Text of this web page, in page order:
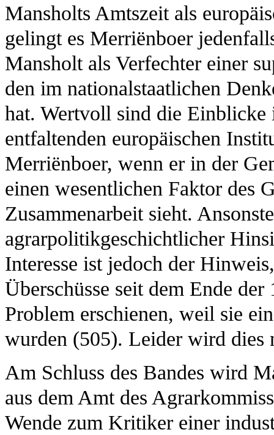
Mansholts Amtszeit als
gelingt es Merriënboer
Mansholt als Verfechter einer
den im nationalstaatlichen
hat. Wertvoll sind die
entfaltenden europäischen
Merriënboer, wenn er in der
einen wesentlichen Faktor des
Zusammenarbeit sieht.
agrarpolitikgeschichtlicher
Interesse ist jedoch der
Überschüsse seit dem Ende
Problem erschienen, weil sie
wurden (505). Leider wird dies
Am Schluss des Bandes wird
aus dem Amt des
Wende zum Kritiker einer